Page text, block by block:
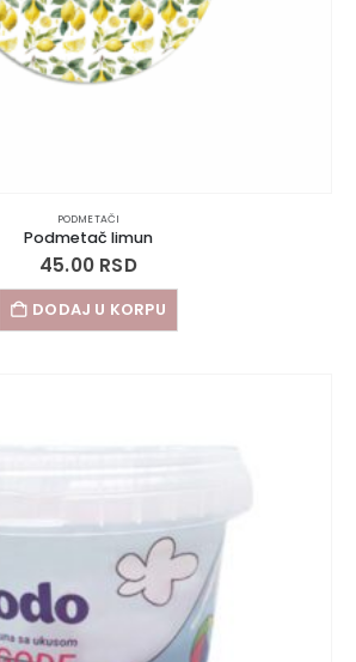
PODMETAČI
Podmetač limun
45.00 RSD
DODAJ U KORPU